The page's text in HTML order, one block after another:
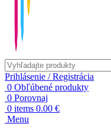
Prihlásenie / Registrácia
0 Obľúbené produkty
0 Porovnaj
0 items 0.00 €
Menu